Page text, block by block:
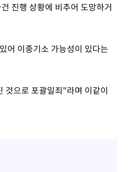
진행 상황에 비추어 도망하거
어 이중기소 가능성이 있다는
것으로 포괄일죄"라며 이같이